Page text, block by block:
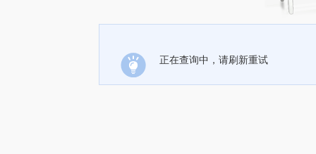
正在查询中，请刷新重试